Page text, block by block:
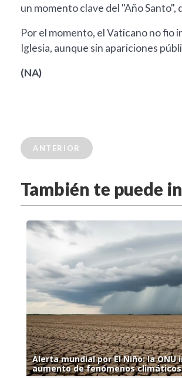
un momento clave del "Año Santo",
Por el momento, el Vaticano no fio
Iglesia, aunque sin apariciones
(NA)
ANTERIOR
También te puede
Alerta mundial por El Niño: la ONU
aumento de fenómenos